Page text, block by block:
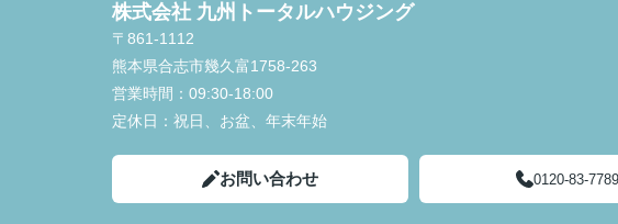
株式会社 九州トータルハウジング
〒861-1112
熊本県合志市幾久富1758-263
営業時間： 09:30-18:00
定休日： 祝日、お盆、年末年始
お問い合わせ 0120-83-7789